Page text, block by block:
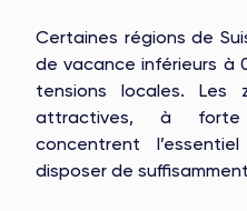
Certaines régions de
de vacance inférieurs à
tensions locales. Les
attractives, à forte
concentrent
disposer de